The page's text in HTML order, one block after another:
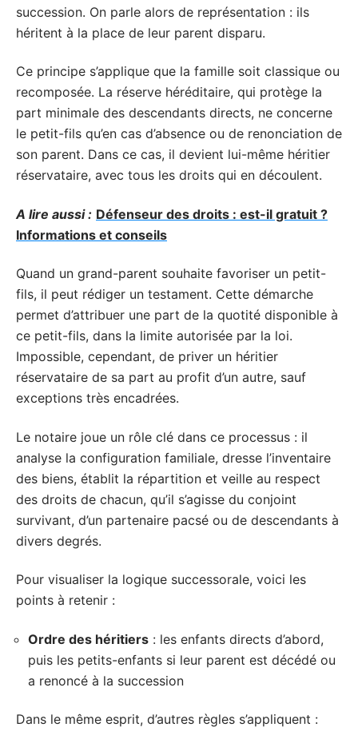
succession. On parle alors de représentation : ils
héritent à la place de leur parent disparu.
Ce principe s’applique que la famille soit classique ou
recomposée. La réserve héréditaire, qui protège la
part minimale des descendants directs, ne concerne
le petit-fils qu’en cas d’absence ou de renonciation de
son parent. Dans ce cas, il devient lui-même héritier
réservataire, avec tous les droits qui en découlent.
A lire aussi : Défenseur des droits : est-il gratuit ?
Informations et conseils
Quand un grand-parent souhaite favoriser un petit-
fils, il peut rédiger un testament. Cette démarche
permet d’attribuer une part de la quotité disponible à
ce petit-fils, dans la limite autorisée par la loi.
Impossible, cependant, de priver un héritier
réservataire de sa part au profit d’un autre, sauf
exceptions très encadrées.
Le notaire joue un rôle clé dans ce processus : il
analyse la configuration familiale, dresse l’inventaire
des biens, établit la répartition et veille au respect
des droits de chacun, qu’il s’agisse du conjoint
survivant, d’un partenaire pacsé ou de descendants à
divers degrés.
Pour visualiser la logique successorale, voici les
points à retenir :
Ordre des héritiers : les enfants directs d’abord,
puis les petits-enfants si leur parent est décédé ou
a renoncé à la succession
Dans le même esprit, d’autres règles s’appliquent :